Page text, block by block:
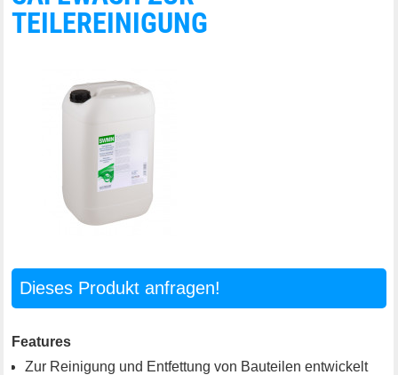
TEILEREINIGUNG
Dieses Produkt anfragen!
Features
Zur Reinigung und Entfettung von Bauteilen entwickelt